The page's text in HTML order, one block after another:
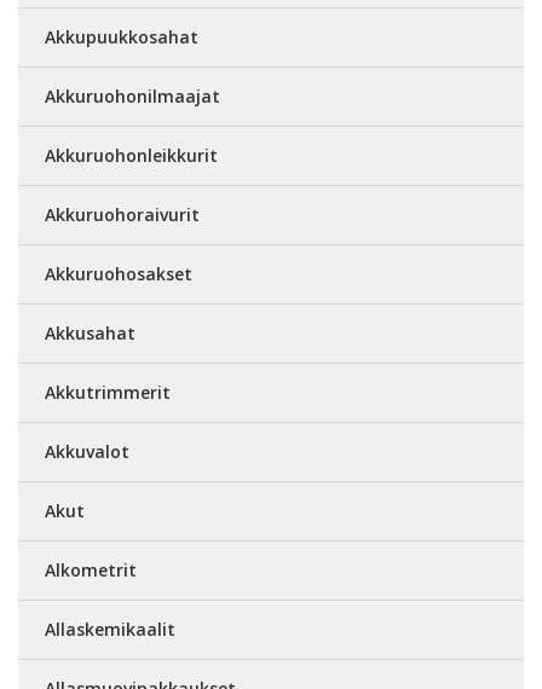
Akkupuukkosahat
Akkuruohonilmaajat
Akkuruohonleikkurit
Akkuruohoraivurit
Akkuruohosakset
Akkusahat
Akkutrimmerit
Akkuvalot
Akut
Alkometrit
Allaskemikaalit